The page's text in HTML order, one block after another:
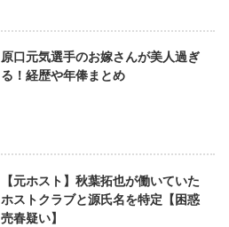
原口元気選手のお嫁さんが美人過ぎ
る！経歴や年俸まとめ
【元ホスト】秋葉拓也が働いていた
ホストクラブと源氏名を特定【困惑
売春疑い】